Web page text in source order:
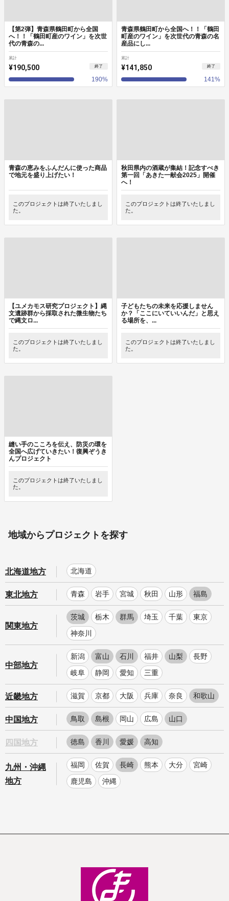
【第2弾】青森県鶴田町から全国
へ！！「鶴田町産のワイン」を次世
代の青森の...
累計
¥190,500 終了
190%
青森県鶴田町から全国へ！！「鶴田
町産のワイン」を次世代の青森の名
産品にし...
累計
¥141,850 終了
141%
青森の恵みをふんだんに使った商品
で地元を盛り上げたい！
このプロジェクトは終了いたしまし
た。
秋田県内の酒蔵が集結！記念すべき
第一回「あきた一献会2025」開催
へ！
このプロジェクトは終了いたしまし
た。
【ユメカモス研究プロジェクト】縄
文遺跡群から採取された微生物たち
で縄文ロ...
このプロジェクトは終了いたしまし
た。
子どもたちの未来を応援しません
か？「ここにいていいんだ」と思え
る場所を、...
このプロジェクトは終了いたしまし
た。
縫い手のこころを伝え、防災の環を
全国へ広げていきたい！復興ぞうき
んプロジェクト
このプロジェクトは終了いたしまし
た。
地域からプロジェクトを探す
北海道地方 北海道
東北地方 青森 岩手 宮城 秋田 山形 福島
関東地方
茨城 栃木 群馬 埼玉 千葉
東京
神奈川
中部地方
新潟 富山 石川 福井 山梨
長野
岐阜
静岡 愛知 三重
近畿地方 滋賀 京都 大阪 兵庫 奈良 和歌山
中国地方 鳥取 島根 岡山 広島 山口
四国地方 徳島 香川 愛媛 高知
九州・沖縄
地方
福岡 佐賀 長崎 熊本 大分
宮崎
鹿児島
沖縄